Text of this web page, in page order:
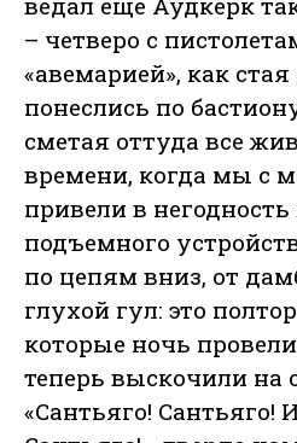
– четверо с
«авемарией», как
понеслись по
сметая оттуда все
времени, когда мы с
привели в
подъемного
по цепям вниз, от
глухой гул: это
которые ночь
теперь выскочили на
«Сантьяго! Сантьяго!